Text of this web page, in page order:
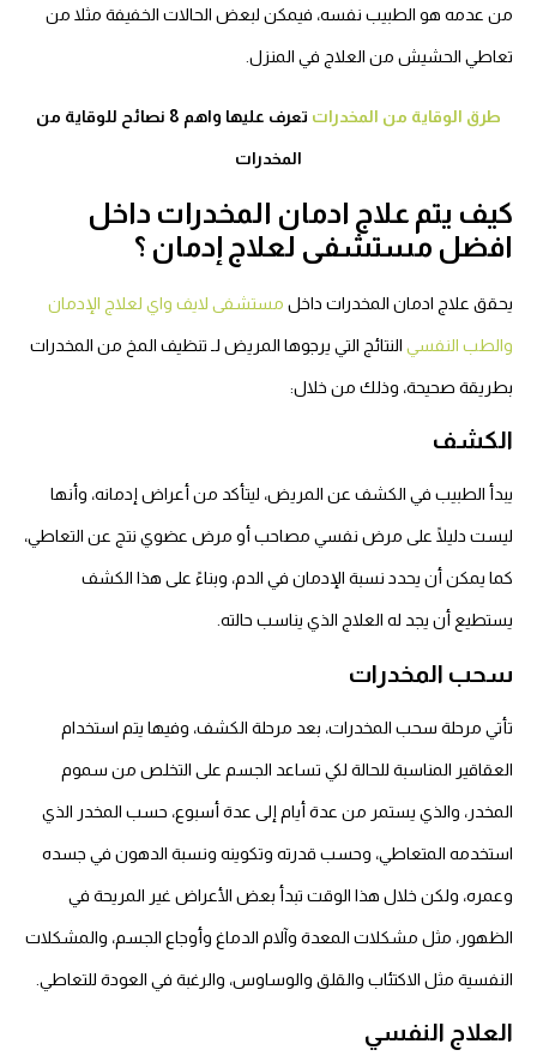
من عدمه هو الطبيب نفسه، فيمكن لبعض الحالات الخفيفة مثلا من
تعاطي الحشيش من العلاج في المنزل.
طرق الوقاية من المخدرات تعرف عليها واهم 8 نصائح للوقاية من
المخدرات
كيف يتم علاج ادمان المخدرات داخل
افضل مستشفى لعلاج إدمان ؟
يحقق علاج ادمان المخدرات داخل مستشفى لايف واي لعلاج الإدمان
والطب النفسي النتائج التي يرجوها المريض لـ تنظيف المخ من المخدرات
بطريقة صحيحة، وذلك من خلال:
الكشف
يبدأ الطبيب في الكشف عن المريض، ليتأكد من أعراض إدمانه، وأنها
ليست دليلًا على مرض نفسي مصاحب أو مرض عضوي نتج عن التعاطي،
كما يمكن أن يحدد نسبة الإدمان في الدم، وبناءً على هذا الكشف
يستطيع أن يجد له العلاج الذي يناسب حالته.
سحب المخدرات
تأتي مرحلة سحب المخدرات، بعد مرحلة الكشف، وفيها يتم استخدام
العقاقير المناسبة للحالة لكي تساعد الجسم على التخلص من سموم
المخدر، والذي يستمر من عدة أيام إلى عدة أسبوع، حسب المخدر الذي
استخدمه المتعاطي، وحسب قدرته وتكوينه ونسبة الدهون في جسده
وعمره، ولكن خلال هذا الوقت تبدأ بعض الأعراض غير المريحة في
الظهور، مثل مشكلات المعدة وآلام الدماغ وأوجاع الجسم، والمشكلات
النفسية مثل الاكتئاب والقلق والوساوس، والرغبة في العودة للتعاطي.
العلاج النفسي